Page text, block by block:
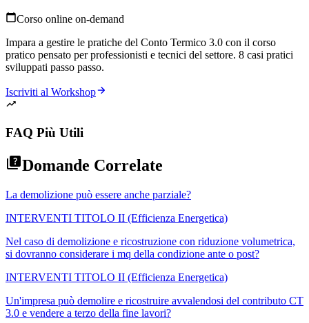
Corso online on-demand
Impara a gestire le pratiche del Conto Termico 3.0 con il corso
pratico pensato per professionisti e tecnici del settore. 8 casi pratici
sviluppati passo passo.
Iscriviti al Workshop
FAQ Più Utili
Domande Correlate
La demolizione può essere anche parziale?
INTERVENTI TITOLO II (Efficienza Energetica)
Nel caso di demolizione e ricostruzione con riduzione volumetrica,
si dovranno considerare i mq della condizione ante o post?
INTERVENTI TITOLO II (Efficienza Energetica)
Un'impresa può demolire e ricostruire avvalendosi del contributo CT
3.0 e vendere a terzo della fine lavori?